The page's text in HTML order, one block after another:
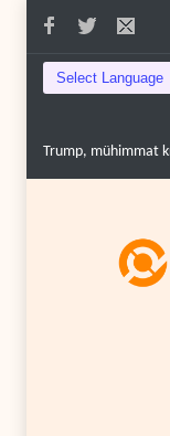
etti.. Demokratlar: